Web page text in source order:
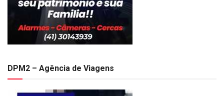
DPM2 – Agência de Viagens